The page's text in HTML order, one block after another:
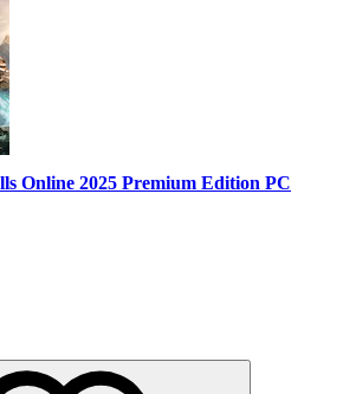
Online 2025 Premium Edition PC